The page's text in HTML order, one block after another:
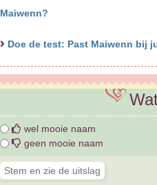
Maiwenn?
Doe de test: Past Maiwenn bij
wel mooie naam
geen mooie naam